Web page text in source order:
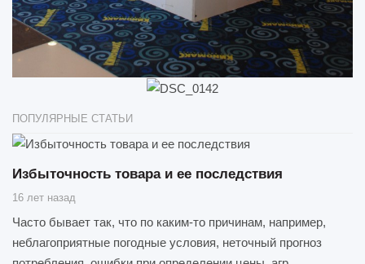
ПОПУЛЯРНЫЕ СТАТЬИ
Избыточность товара и ее последствия
16 лет назад
Часто бывает так, что по каким-то причинам, например,
неблагоприятные погодные условия, неточный прогноз